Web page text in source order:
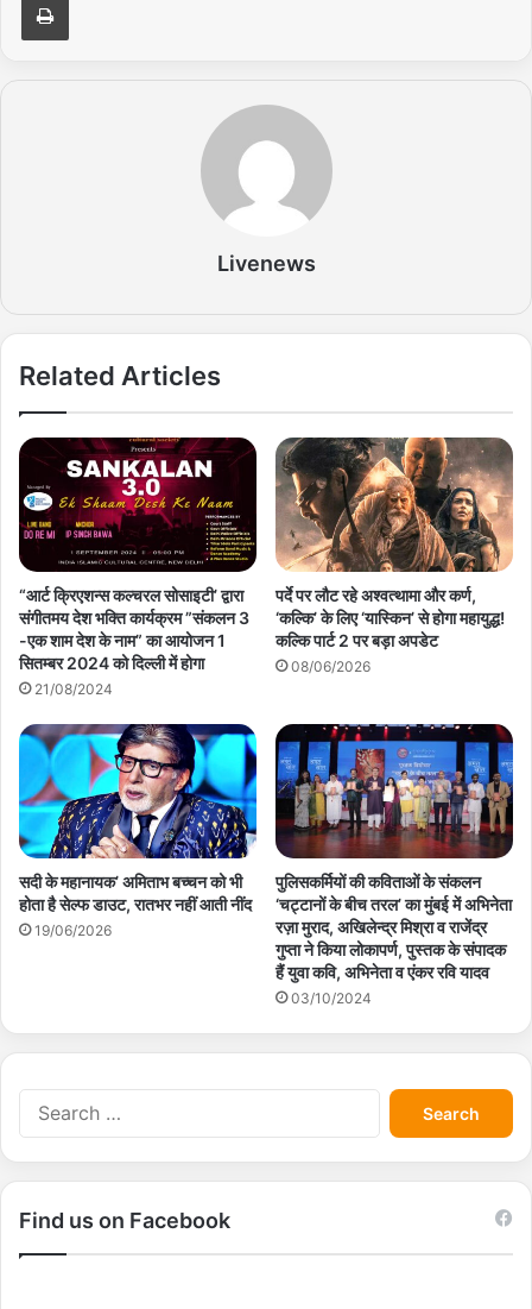
Livenews
Related Articles
“आर्ट क्रिएशन्स कल्चरल सोसाइटी’ द्वारा
संगीतमय देश भक्ति कार्यक्रम ”संकलन 3
-एक शाम देश के नाम” का आयोजन 1
सितम्बर 2024 को दिल्ली में होगा
21/08/2024
पर्दे पर लौट रहे अश्वत्थामा और कर्ण,
‘कल्कि’ के लिए ‘यास्किन’ से होगा महायुद्ध!
कल्कि पार्ट 2 पर बड़ा अपडेट
08/06/2026
सदी के महानायक’ अमिताभ बच्चन को भी
होता है सेल्फ डाउट, रातभर नहीं आती नींद
19/06/2026
पुलिसकर्मियों की कविताओं के संकलन
‘चट्टानों के बीच तरल’ का मुंबई में अभिनेता
रज़ा मुराद, अखिलेन्द्र मिश्रा व राजेंद्र
गुप्ता ने किया लोकापर्ण, पुस्तक के संपादक
हैं युवा कवि, अभिनेता व एंकर रवि यादव
03/10/2024
S
e
a
r
Find us on Facebook